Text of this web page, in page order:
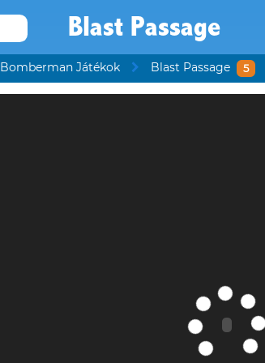
Blast Passage
Bomberman Játékok Blast Passage 5